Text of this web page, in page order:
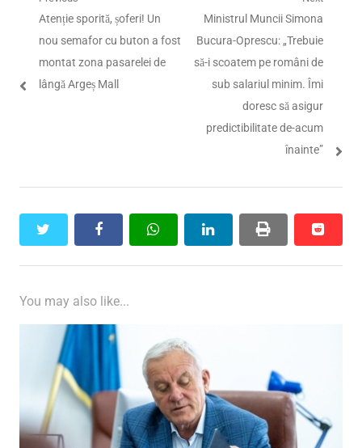
articole
Previous
post:
Atenție sporită, șoferi! Un
nou semafor cu buton a fost
montat zona pasarelei de
lângă Argeș Mall
Next
post:
Ministrul Muncii Simona
Bucura-Oprescu: „Trebuie
să-i scoatem pe români de
sub salariul minim. Îmi
doresc să asigur
predictibilitate de-acum
înainte”
facebookwhatsapplinkedin print reddit
reddit
You may also like...